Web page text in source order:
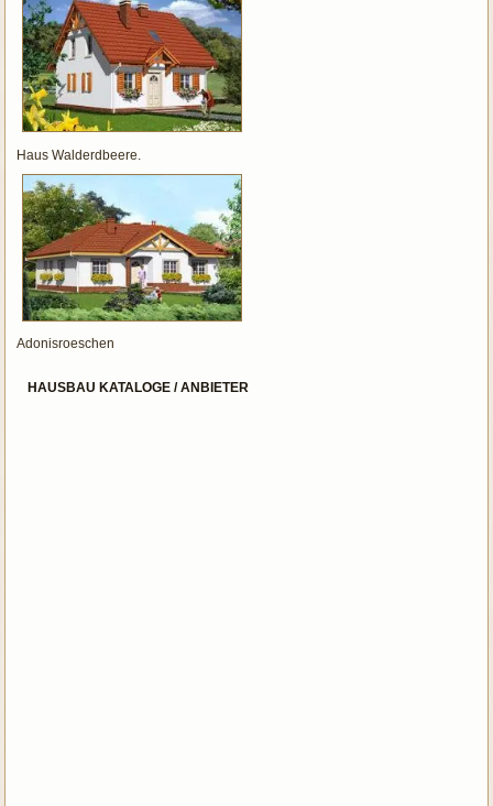
Haus Walderdbeere.
Adonisroeschen
HAUSBAU KATALOGE / ANBIETER